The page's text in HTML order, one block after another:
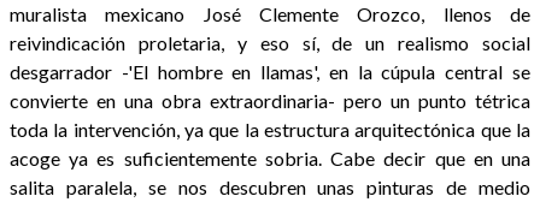
muralista mexicano José Clemente Orozco, llenos de
reivindicación proletaria, y eso sí, de un realismo social
desgarrador -'El hombre en llamas', en la cúpula central se
convierte en una obra extraordinaria- pero un punto tétrica
toda la intervención, ya que la estructura arquitectónica que la
acoge ya es suficientemente sobria. Cabe decir que en una
salita paralela, se nos descubren unas pinturas de medio